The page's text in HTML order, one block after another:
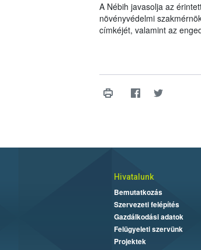
A Nébih javasolja az
növényvédelmi
címkéjét, valamint az
Hivatalunk
Bemutatkozás
Szervezeti felépítés
Gazdálkodási adatok
Felügyeleti szervünk
Projektek